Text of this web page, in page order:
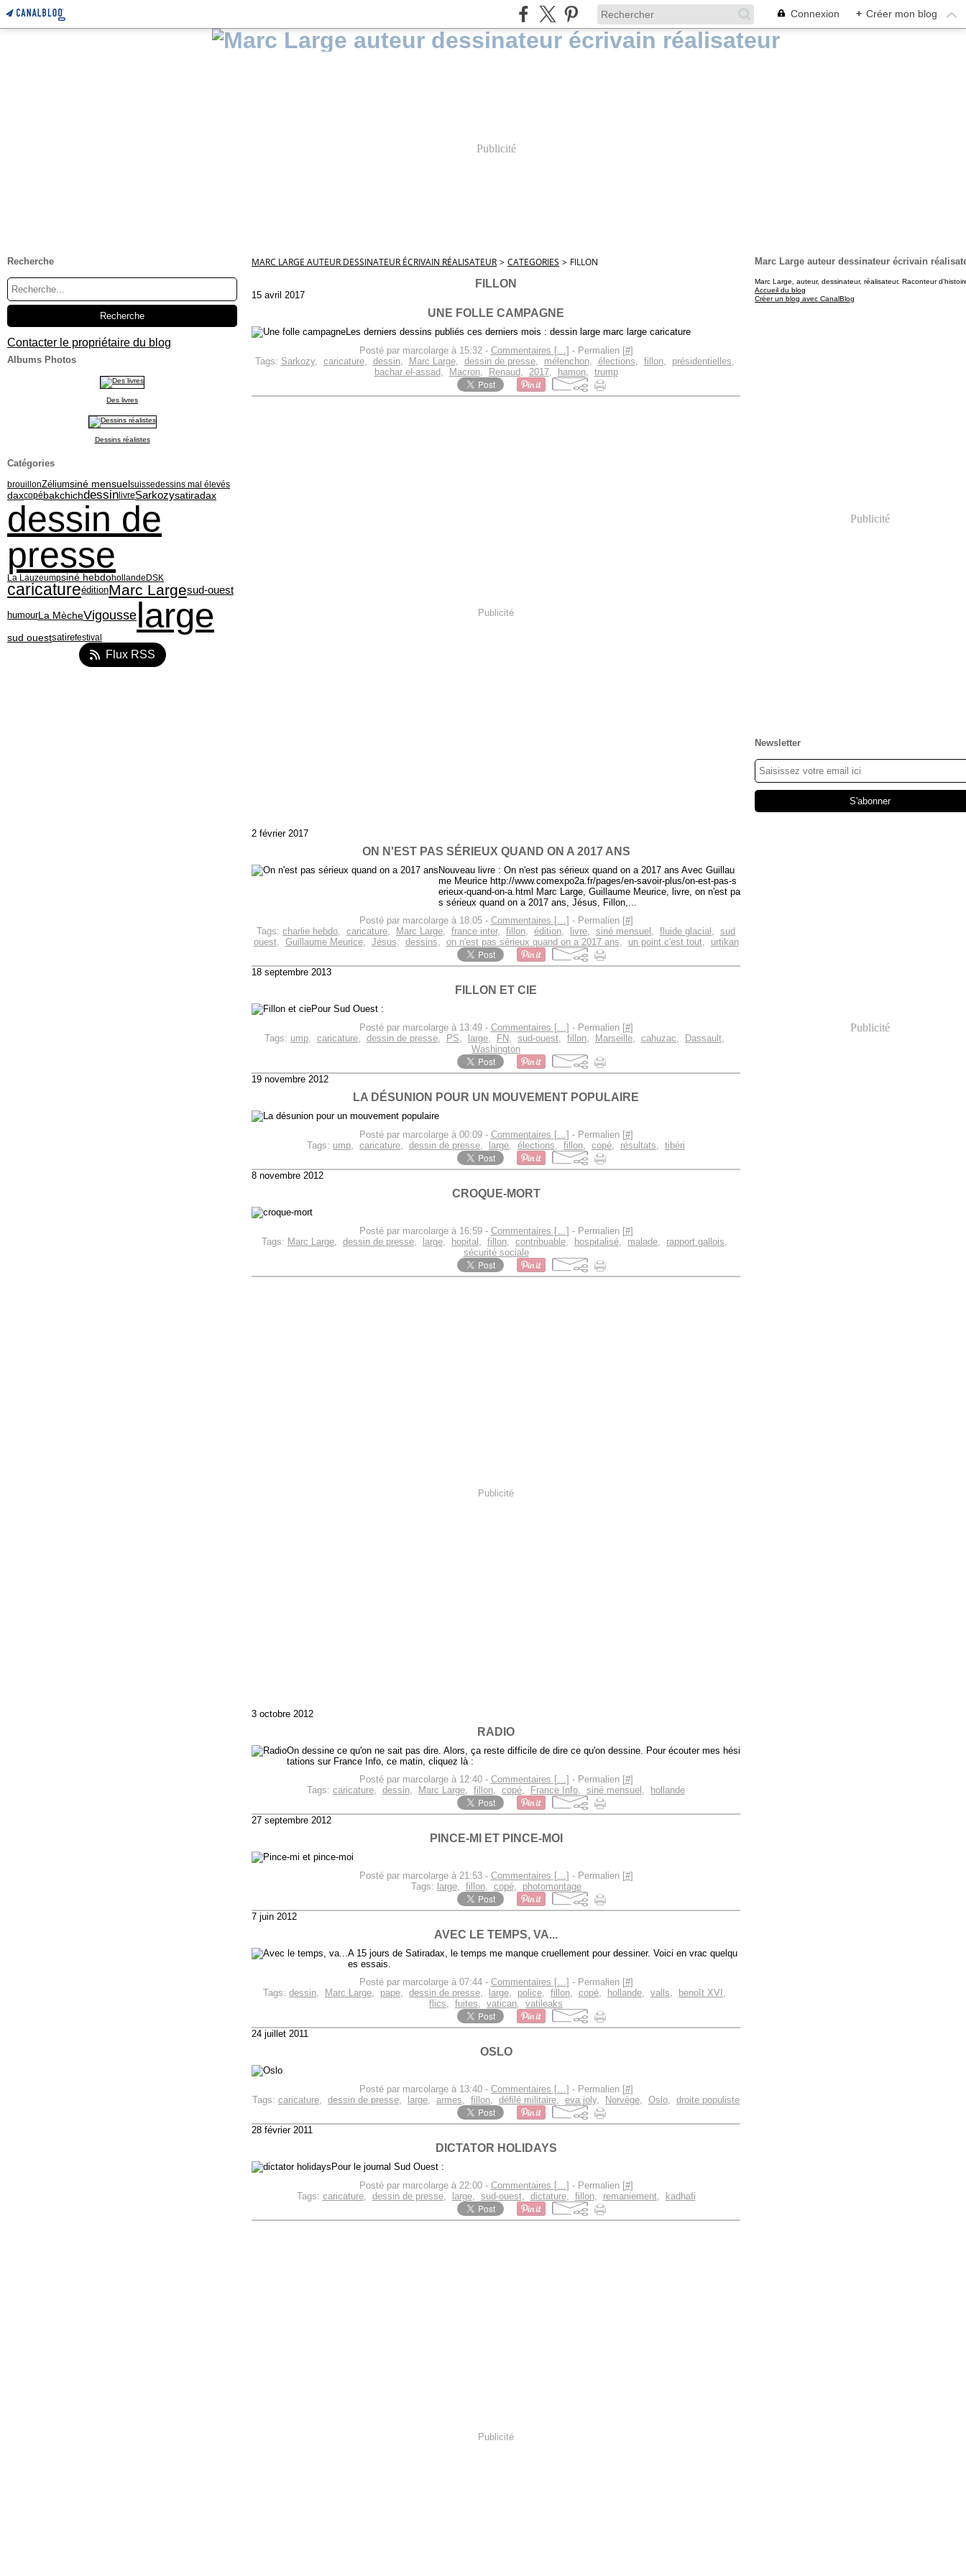
Connexion + Créer mon blog
Publicité
Recherche
Contacter le propriétaire du blog
Albums Photos
Des livres
Dessins réalistes
Catégories
brouillonZéliumsiné mensuelsuissedessins mal élevés
daxcopébakchichdessinlivreSarkozysatiradax
dessin de
presse
La Lauzeumpsiné hebdohollandeDSK
caricatureéditionMarc Largesud-ouest
humourLa MècheVigousse large
sud ouestsatirefestival
Flux RSS
MARC LARGE AUTEUR DESSINATEUR ÉCRIVAIN RÉALISATEUR > CATEGORIES > FILLON
FILLON
15 avril 2017
UNE FOLLE CAMPAGNE
Les derniers dessins publiés ces derniers mois : dessin large marc large caricature
Posté par marcolarge à 15:32 - Commentaires […] - Permalien [#]
Tags: Sarkozy, caricature, dessin, Marc Large, dessin de presse, mélenchon, élections, fillon, présidentielles,
bachar el-assad, Macron, Renaud, 2017, hamon, trump
Publicité
2 février 2017
ON N'EST PAS SÉRIEUX QUAND ON A 2017 ANS
Nouveau livre : On n'est pas sérieux quand on a 2017 ans Avec Guillau
me Meurice http://www.comexpo2a.fr/pages/en-savoir-plus/on-est-pas-s
erieux-quand-on-a.html Marc Large, Guillaume Meurice, livre, on n'est pa
s sérieux quand on a 2017 ans, Jésus, Fillon,...
Posté par marcolarge à 18:05 - Commentaires […] - Permalien [#]
Tags: charlie hebdo, caricature, Marc Large, france inter, fillon, édition, livre, siné mensuel , fluide glacial , sud
ouest, Guillaume Meurice, Jésus, dessins, on n'est pas sérieux quand on a 2017 ans, un point c'est tout, urtikan
18 septembre 2013
FILLON ET CIE
Pour Sud Ouest :
Posté par marcolarge à 13:49 - Commentaires […] - Permalien [#]
Tags: ump, caricature, dessin de presse, PS, large, FN, sud-ouest, fillon, Marseille, cahuzac, Dassault,
Washington
19 novembre 2012
LA DÉSUNION POUR UN MOUVEMENT POPULAIRE
Posté par marcolarge à 00:09 - Commentaires […] - Permalien [#]
Tags: ump, caricature, dessin de presse, large, élections, fillon, copé, résultats, tibéri
8 novembre 2012
CROQUE-MORT
Posté par marcolarge à 16:59 - Commentaires […] - Permalien [#]
Tags: Marc Large, dessin de presse, large, hopital , fillon, contribuable, hospitalisé, malade, rapport gallois,
sécurité sociale
Publicité
3 octobre 2012
RADIO
On dessine ce qu'on ne sait pas dire. Alors, ça reste difficile de dire ce qu'on dessine. Pour écouter mes hési
tations sur France Info, ce matin, cliquez là :
Posté par marcolarge à 12:40 - Commentaires […] - Permalien [#]
Tags: caricature, dessin, Marc Large, fillon, copé, France Info, siné mensuel , hollande
27 septembre 2012
PINCE-MI ET PINCE-MOI
Posté par marcolarge à 21:53 - Commentaires […] - Permalien [#]
Tags: large, fillon, copé, photomontage
7 juin 2012
AVEC LE TEMPS, VA...
A 15 jours de Satiradax, le temps me manque cruellement pour dessiner. Voici en vrac quelqu
es essais.
Posté par marcolarge à 07:44 - Commentaires […] - Permalien [#]
Tags: dessin, Marc Large, pape, dessin de presse, large, police, fillon, copé, hollande, valls, benoît XVI ,
flics, fuites, vatican, vatileaks
24 juillet 2011
OSLO
Posté par marcolarge à 13:40 - Commentaires […] - Permalien [#]
Tags: caricature, dessin de presse, large, armes, fillon, défilé militaire, eva joly, Norvège, Oslo, droite populiste
28 février 2011
DICTATOR HOLIDAYS
Pour le journal Sud Ouest :
Posté par marcolarge à 22:00 - Commentaires […] - Permalien [#]
Tags: caricature, dessin de presse, large, sud-ouest, dictature, fillon, remaniement, kadhafi
Publicité
Marc Large auteur dessinateur écrivain
Marc Large, auteur, dessinateur, réalisateur. Raconteur
Accueil du blog
Créer un blog avec CanalBlog
Publicité
Newsletter
Publicité